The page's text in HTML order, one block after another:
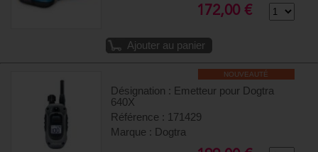
172,00 €
Ajouter au panier
NOUVEAUTÉ
Désignation : Emetteur pour Dogtra
640X
Référence : 171429
Marque : Dogtra